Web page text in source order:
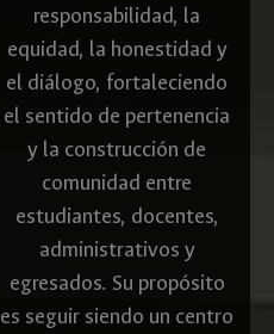
responsabilidad, la
equidad, la honestidad y
el diálogo, fortaleciendo
el sentido de pertenencia
y la construcción de
comunidad entre
estudiantes, docentes,
administrativos y
egresados. Su propósito
es seguir siendo un centro